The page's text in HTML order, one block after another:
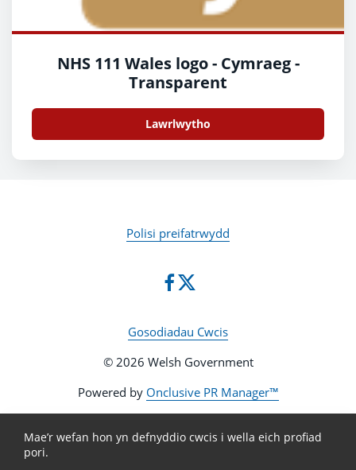
NHS 111 Wales logo - Cymraeg -
Transparent
Lawrlwytho
Polisi preifatrwydd
Gosodiadau Cwcis
© 2026 Welsh Government
Powered by Onclusive PR Manager™
Mae’r wefan hon yn defnyddio cwcis i wella eich profiad
pori.